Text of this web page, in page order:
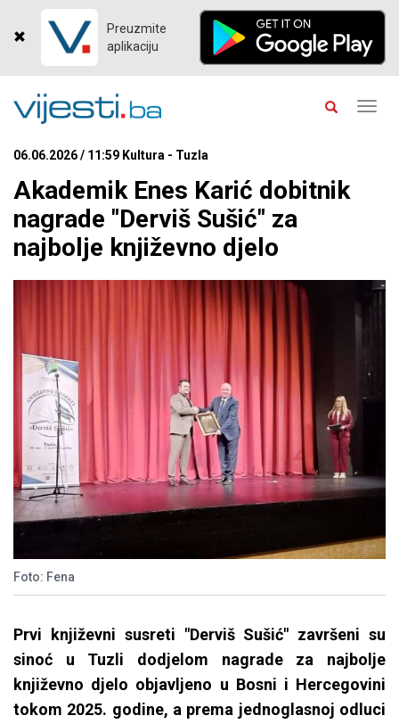
Preuzmite
aplikaciju
06.06.2026 / 11:59 Kultura - Tuzla
Akademik Enes Karić dobitnik
nagrade "Derviš Sušić" za
najbolje književno djelo
Foto: Fena
Prvi književni susreti "Derviš Sušić" završeni su
sinoć u Tuzli dodjelom nagrade za najbolje
književno djelo objavljeno u Bosni i Hercegovini
tokom 2025. godine, a prema jednoglasnoj odluci